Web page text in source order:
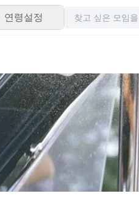
연령설정